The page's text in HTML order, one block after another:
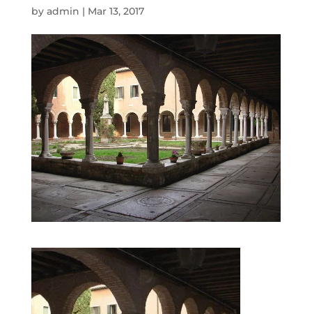
by admin | Mar 13, 2017